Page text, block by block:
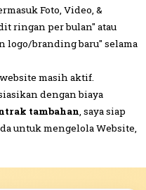
Foto, Video, &
ringan per bulan" atau
logo/branding baru" selama
masih aktif.
dengan biaya
tambahan, saya siap
untuk mengelola Website,